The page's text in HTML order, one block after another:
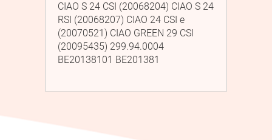
CIAO S 24 CSI (20068204) CIAO S 24
RSI (20068207) CIAO 24 CSI e
(20070521) CIAO GREEN 29 CSI
(20095435) 299.94.0004
BE20138101 BE201381